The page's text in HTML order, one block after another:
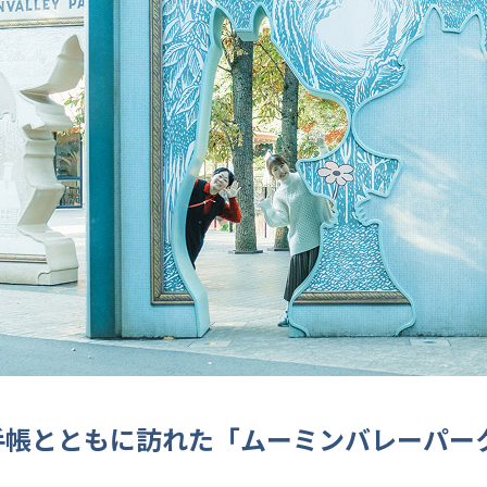
とともに訪れた「ムーミンバレーパー